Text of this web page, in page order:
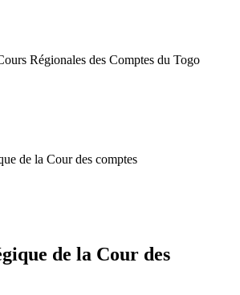
Régionales des Comptes du Togo
de la Cour des comptes
de la Cour des